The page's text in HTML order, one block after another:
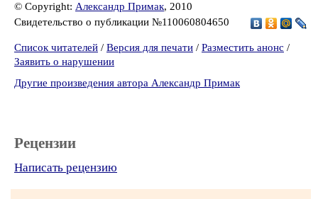
© Copyright: Александр Примак, 2010
Свидетельство о публикации №110060804650
Список читателей / Версия для печати / Разместить анонс /
Заявить о нарушении
Другие произведения автора Александр Примак
Рецензии
Написать рецензию